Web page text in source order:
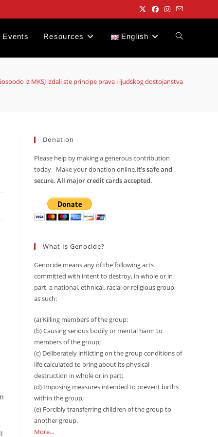
Events Resources English Toggle
iz MKSJ izdali ste principe prava i ljudskog dostojanstva
Donation
Please help by making a generous contribution
today - Make your donation online.It’s safe and
secure. All major credit cards accepted.
What Is Genocide?
Genocide means any of the following acts
committed with intent to destroy, in whole or in
part, a national, ethnical, racial or religious group,
as such:
(a) Killing members of the group;
(b) Causing serious bodily or mental harm to
members of the group;
(c) Deliberately inflicting on the group conditions of
life calculated to bring about its physical
destruction in whole or in part;
(d) Imposing measures intended to prevent births
within the group;
(e) Forcibly transferring children of the group to
another group.
More…